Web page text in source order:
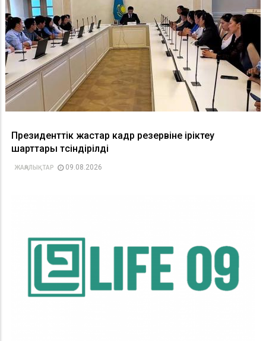
Президенттік жастар кадр резервіне іріктеу
шарттары түсіндірілді
ЖАҢАЛЫҚТАР 09.08.2026